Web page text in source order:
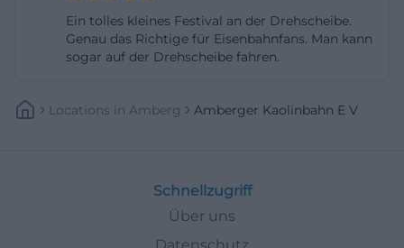
Notstandsmaßnahme unmittelbar nach dem
Ersten Weltkrieg. Das macht den Ort nicht nur
architektonisch interessant, sondern auch stadt-
Lokschuppen ist kein dekoratives Beiwerk, sondern
([amberger-kaolinbahn.de](https://amberger-
kaolinbahn.de/der-lokschuppen/))
Die Drehscheibe bildet dazu das technische
Ein tolles kleines Festival an der Drehscheibe.
Genau das Richtige für Eisenbahnfans. Man kann
sogar auf der Drehscheibe fahren.
Locations In Amberg Amberger Kaolinbahn E V
Schnellzugriff
Über uns